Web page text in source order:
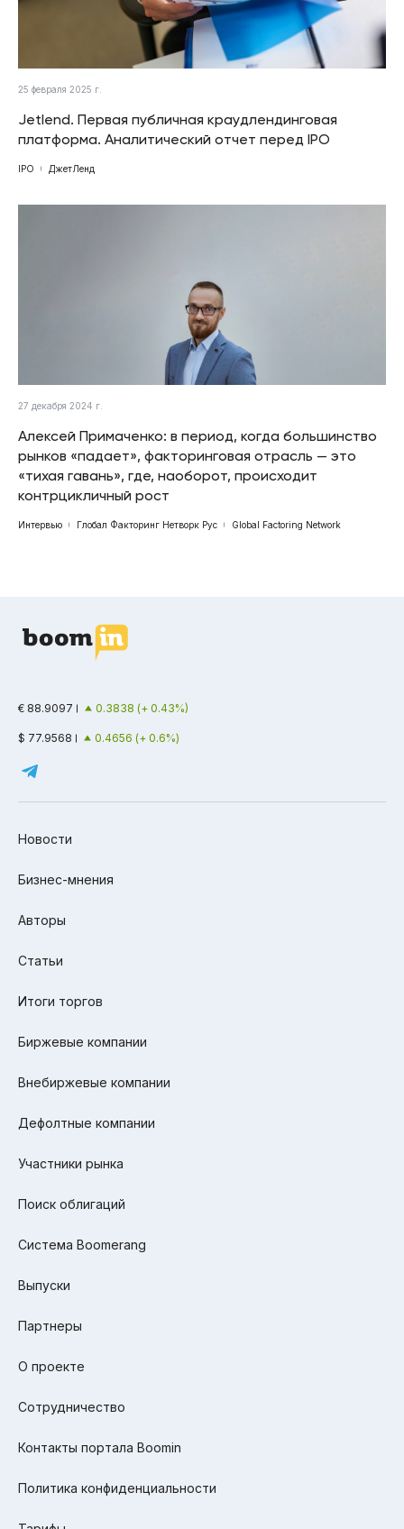
25 февраля 2025 г.
Jetlend. Первая публичная краудлендинговая
платформа. Аналитический отчет перед IPO
IPO ДжетЛенд
27 декабря 2024 г.
Алексей Примаченко: в период, когда большинство
рынков «падает», факторинговая отрасль — это
«тихая гавань», где, наоборот, происходит
контрцикличный рост
Интервью Глобал Факторинг Нетворк Рус Global Factoring Network
€ 88.9097 0.3838 (+ 0.43%)
$ 77.9568 0.4656 (+ 0.6%)
Новости
Бизнес-мнения
Авторы
Статьи
Итоги торгов
Биржевые компании
Внебиржевые компании
Дефолтные компании
Участники рынка
Поиск облигаций
Система Boomerang
Выпуски
Партнеры
О проекте
Сотрудничество
Контакты портала Boomin
Политика конфиденциальности